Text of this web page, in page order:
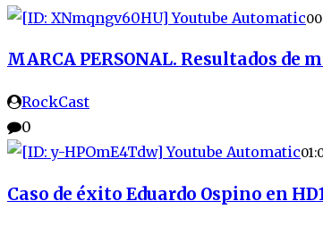
MARCA PERSONAL. Resultados de
RockCast
0
Caso de éxito Eduardo Ospino en